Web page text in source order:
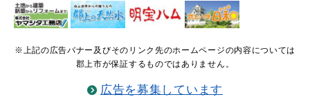
※上記の広告バナー及びそのリンク先のホームページの内容については
郡上市が保証するものではありません。
広告を募集しています